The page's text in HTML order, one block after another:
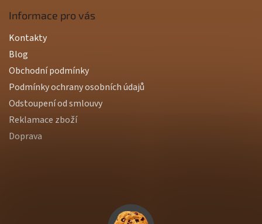
Informace pro vás
Kontakty
Blog
Obchodní podmínky
Podmínky ochrany osobních údajů
Odstoupení od smlouvy
Reklamace zboží
Doprava